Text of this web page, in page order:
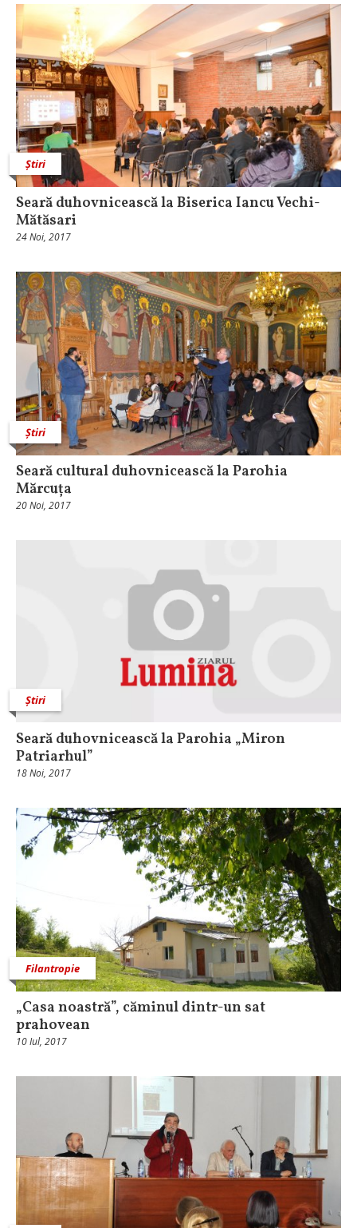
Știri
Seară duhovnicească la Biserica Iancu Vechi-
Mătăsari
24 Noi, 2017
Știri
Seară cultural duhovnicească la Parohia
Mărcuța
20 Noi, 2017
Știri
Seară duhovnicească la Parohia „Miron
Patriarhul”
18 Noi, 2017
Filantropie
„Casa noastră”, căminul dintr-un sat
prahovean
10 Iul, 2017